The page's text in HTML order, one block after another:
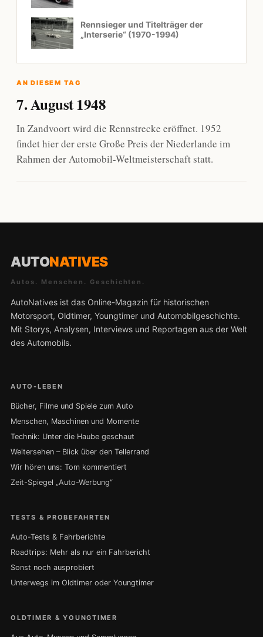
Rennsieger und Titelträger der
„Interserie“ (1970-1994)
AN DIESEM TAG
7. August 1948
In Zandvoort wird die Rennstrecke eröffnet. 1952
findet hier der erste Große Preis der Niederlande im
Rahmen der Automobil-Weltmeisterschaft statt.
AUTONATIVES
Autos. Menschen. Geschichten.
AutoNatives ist das Online-Magazin für historischen
Motorsport, Oldtimer, Youngtimer und Automobilgeschichte.
Mit Storys, Analysen, Interviews und Reportagen aus der Welt
des Automobils.
AUTO-LEBEN
Bücher, Filme und Spiele zum Auto
Menschen, Maschinen und Momente
Technik: Unter die Haube geschaut
Weitersehen – Blick über den Tellerrand
Wir hören uns: Tom kommentiert
Zeit-Spiegel „Auto-Werbung“
TESTS & PROBEFAHRTEN
Auto-Tests & Fahrberichte
Roadtrips: Mehr als nur ein Fahrbericht
Sonst noch ausprobiert
Unterwegs im Oldtimer oder Youngtimer
OLDTIMER & YOUNGTIMER